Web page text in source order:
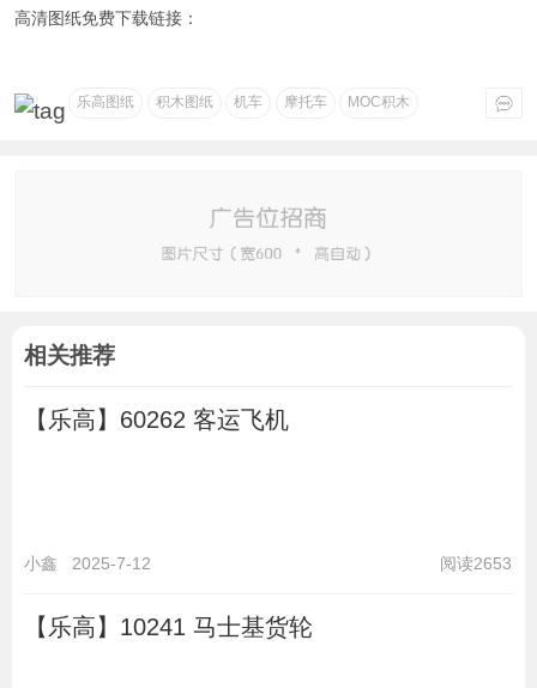
高清图纸免费下载链接：
乐高图纸 积木图纸 机车 摩托车 MOC积木
相关推荐
【乐高】60262 客运飞机
小鑫 2025-7-12 阅读2653
【乐高】10241 马士基货轮